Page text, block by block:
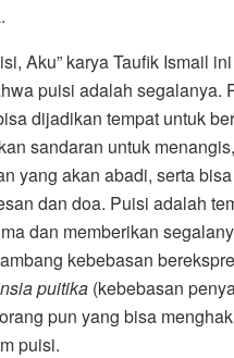
Aku” karya Taufik Ismail ini
puisi adalah segalanya.
dijadikan tempat untuk
sandaran untuk
yang akan abadi, serta
dan doa. Puisi adalah
dan memberikan
kebebasan
puitika (kebebasan
pun yang bisa
puisi.